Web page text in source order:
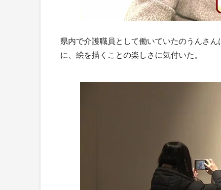
県内で介護職員として働いていたのうんさ
に、絵を描くことの楽しさに気付いた。